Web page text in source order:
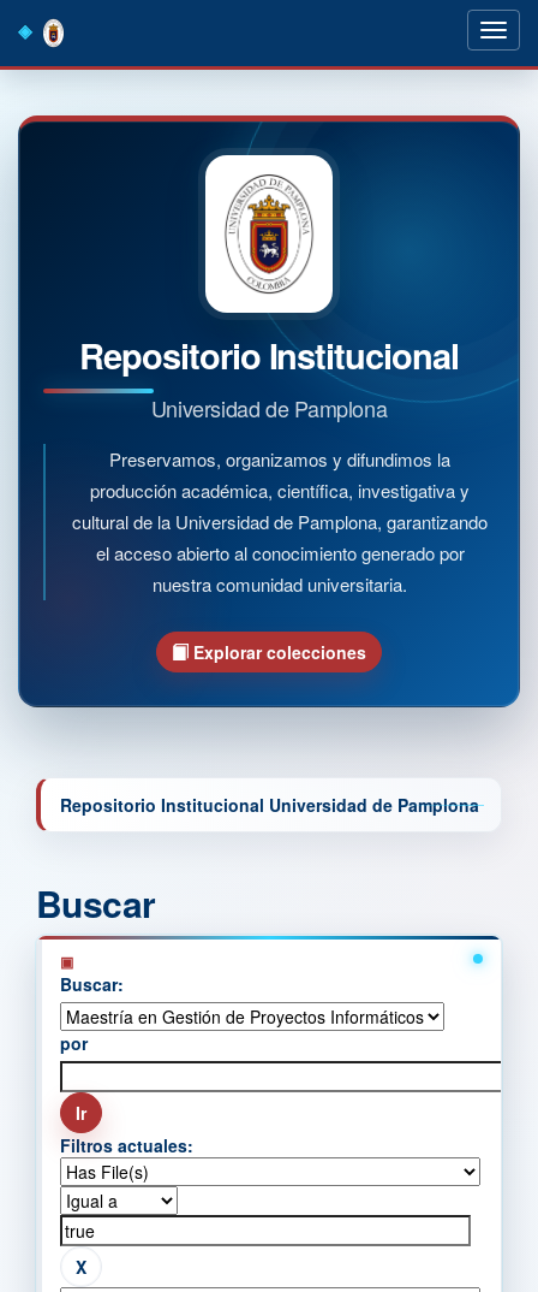
navigation
Repositorio Institucional
Universidad de Pamplona
Preservamos, organizamos y difundimos la
producción académica, científica, investigativa y
cultural de la Universidad de Pamplona, garantizando
el acceso abierto al conocimiento generado por
nuestra comunidad universitaria.
Explorar colecciones
Repositorio Institucional Universidad de Pamplona
Buscar
Buscar:
por
Filtros actuales: